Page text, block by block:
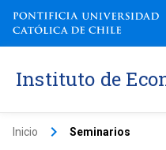
Instituto de
Inicio keyboard_arrow_right Seminarios